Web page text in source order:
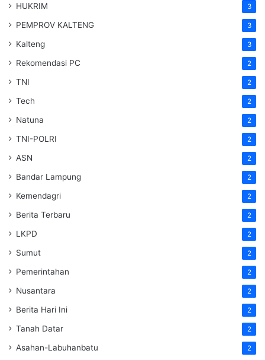
HUKRIM 3
PEMPROV KALTENG 3
Kalteng 3
Rekomendasi PC 2
TNI 2
Tech 2
Natuna 2
TNI-POLRI 2
ASN 2
Bandar Lampung 2
Kemendagri 2
Berita Terbaru 2
LKPD 2
Sumut 2
Pemerintahan 2
Nusantara 2
Berita Hari Ini 2
Tanah Datar 2
Asahan-Labuhanbatu 2